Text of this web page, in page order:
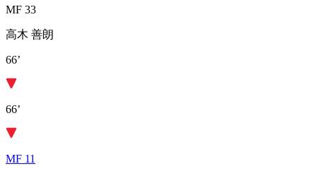
MF 33
高木 善朗
66’
66’
MF 11